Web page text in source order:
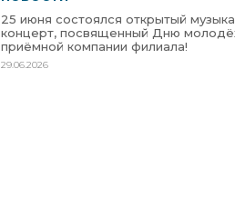
25 июня состоялся открытый
концерт, посвященный Дню
приёмной компании филиала!
29.06.2026